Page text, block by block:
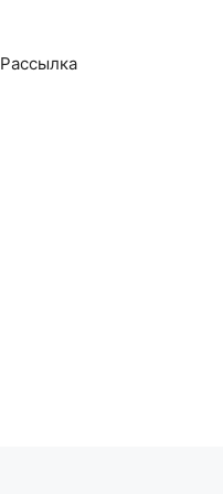
Рассылка